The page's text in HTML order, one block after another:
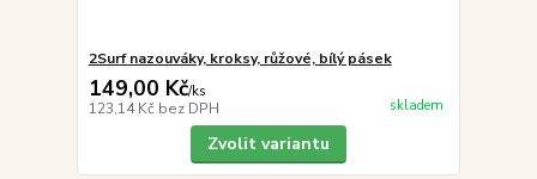
2Surf nazouváky, kroksy, růžové, bílý pásek
149,00 Kč/ks
123,14 Kč bez DPH skladem
Zvolit variantu